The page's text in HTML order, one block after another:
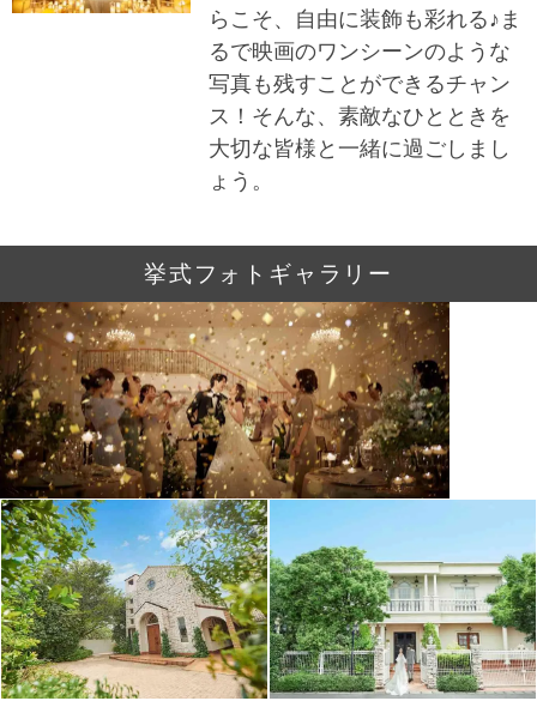
らこそ、自由に装飾も彩れる♪ま
るで映画のワンシーンのような
写真も残すことができるチャン
ス！そんな、素敵なひとときを
大切な皆様と一緒に過ごしまし
ょう。
挙式フォトギャラリー